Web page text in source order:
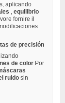
aplicando
equilibrio
fornire il
de precisión
de color Por
ruido sin